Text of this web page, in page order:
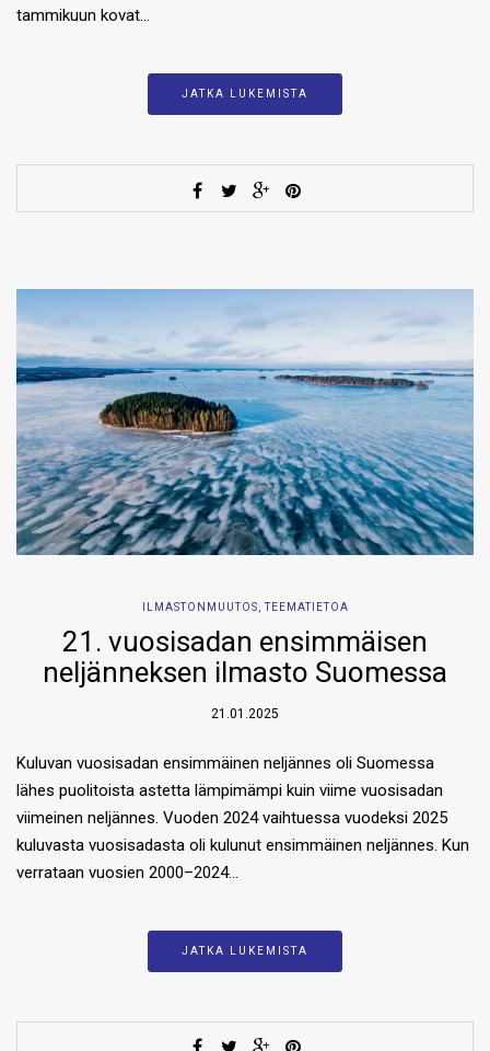
tammikuun kovat…
JATKA LUKEMISTA
ILMASTONMUUTOS ,TEEMATIETOA
21. vuosisadan ensimmäisen
neljänneksen ilmasto Suomessa
21.01.2025
Kuluvan vuosisadan ensimmäinen neljännes oli Suomessa
lähes puolitoista astetta lämpimämpi kuin viime vuosisadan
viimeinen neljännes. Vuoden 2024 vaihtuessa vuodeksi 2025
kuluvasta vuosisadasta oli kulunut ensimmäinen neljännes. Kun
verrataan vuosien 2000–2024…
JATKA LUKEMISTA